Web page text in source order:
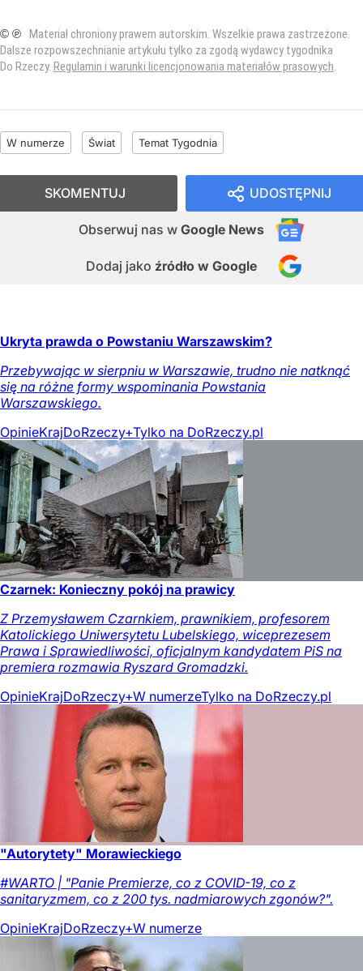
© ℗
Materiał chroniony prawem autorskim. Wszelkie prawa zastrzeżone.
Dalsze rozpowszechnianie artykułu tylko za zgodą wydawcy tygodnika
Do Rzeczy. Regulamin i warunki licencjonowania materiałów prasowych.
W numerze Świat Temat Tygodnia
UDOSTĘPNIJ
Obserwuj nas w Google News
Dodaj jako źródło w Google
SKOMENTUJ
Ukryta prawda o Powstaniu Warszawskim?
Przebywając w sierpniu w Warszawie, trudno nie natknąć
się na różne formy wspominania Powstania
Warszawskiego.
OpinieKrajDoRzeczy+Tylko na DoRzeczy.pl
Czarnek: Konieczny pokój na prawicy
Z Przemysławem Czarnkiem, prawnikiem, profesorem
Katolickiego Uniwersytetu Lubelskiego, wiceprezesem
Prawa i Sprawiedliwości, oficjalnym kandydatem PiS na
premiera rozmawia Ryszard Gromadzki.
OpinieKrajDoRzeczy+W numerzeTylko na DoRzeczy.pl
"Autorytety" Morawieckiego
#WARTO | "Panie Premierze, co z COVID-19, co z
sanitaryzmem, co z 200 tys. nadmiarowych zgonów?".
OpinieKrajDoRzeczy+W numerze